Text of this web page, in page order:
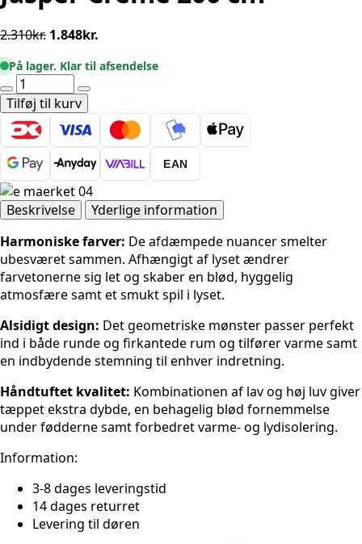
2.310kr. Den
pris
2.310kr..
1.848kr.
pris
På lager. Klar til afsendelse
Ted
Baker
Lambeth
Rund
Jasper
Creme
200
cm
antal
Tilføj til kurv
EAN
Beskrivelse
Yderlige information
Harmoniske farver: De afdæmpede nuancer smelter
ubesværet sammen. Afhængigt af lyset ændrer
farvetonerne sig let og skaber en blød, hyggelig
atmosfære samt et smukt spil i lyset.
Alsidigt design: Det geometriske mønster passer perfekt
ind i både runde og firkantede rum og tilfører varme samt
en indbydende stemning til enhver indretning.
Håndtuftet kvalitet: Kombinationen af lav og høj luv giver
tæppet ekstra dybde, en behagelig blød fornemmelse
under fødderne samt forbedret varme- og lydisolering.
Information:
3-8 dages leveringstid
14 dages returret
Levering til døren